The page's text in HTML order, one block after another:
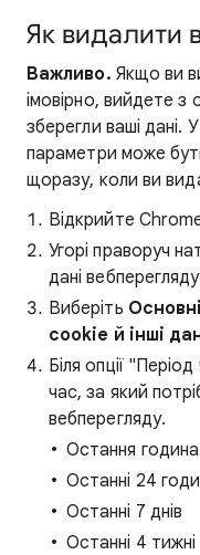
Як видалити
Важливо. Якщо ви
імовірно, вийдете з
зберегли ваші дані.
параметри може
щоразу, коли ви
Відкрийте
Угорі праворуч
дані
Виберіть Основні
cookie й інші
Біля опції
час, за який
вебперегляду.
Остання година
Останні 24
Останні 7 днів
Останні 4 тижні